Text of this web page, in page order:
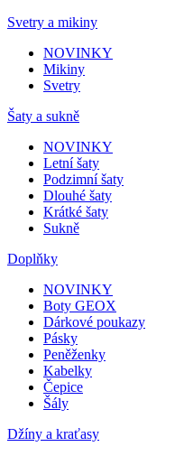
Svetry a mikiny
NOVINKY
Mikiny
Svetry
Šaty a sukně
NOVINKY
Letní šaty
Podzimní šaty
Dlouhé šaty
Krátké šaty
Sukně
Doplňky
NOVINKY
Boty GEOX
Dárkové poukazy
Pásky
Peněženky
Kabelky
Čepice
Šály
Džíny a kraťasy